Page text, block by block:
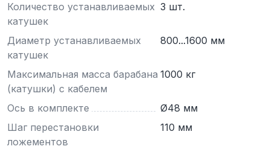
Количество устанавливаемых
катушек
3 шт.
Диаметр устанавливаемых
катушек
800...1600 мм
Максимальная масса барабана
(катушки) с кабелем
1000 кг
Ось в комплекте
Ø48 мм
Шаг перестановки
ложементов
110 мм